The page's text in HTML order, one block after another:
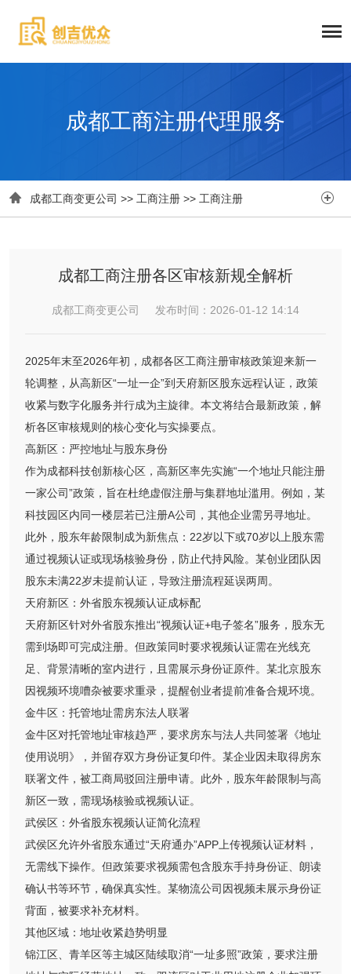
成都工商注册代理服务
 成都工商变更公司 >> 工商注册 >> 工商注册 
成都工商注册各区审核新规全解析
成都工商变更公司 发布时间：2026-01-12 14:14
2025年末至2026年初，成都各区工商注册审核政策迎来新一
轮调整，从高新区“一址一企”到天府新区股东远程认证，政策
收紧与数字化服务并行成为主旋律。本文将结合最新政策，解
析各区审核规则的核心变化与实操要点。
高新区：严控地址与股东身份
作为成都科技创新核心区，高新区率先实施“一个地址只能注册
一家公司”政策，旨在杜绝虚假注册与集群地址滥用。例如，某
科技园区内同一楼层若已注册A公司，其他企业需另寻地址。
此外，股东年龄限制成为新焦点：22岁以下或70岁以上股东需
通过视频认证或现场核验身份，防止代持风险。某创业团队因
股东未满22岁未提前认证，导致注册流程延误两周。
天府新区：外省股东视频认证成标配
天府新区针对外省股东推出“视频认证+电子签名”服务，股东无
需到场即可完成注册。但政策同时要求视频认证需在光线充
足、背景清晰的室内进行，且需展示身份证原件。某北京股东
因视频环境嘈杂被要求重录，提醒创业者提前准备合规环境。
金牛区：托管地址需房东法人联署
金牛区对托管地址审核趋严，要求房东与法人共同签署《地址
使用说明》，并留存双方身份证复印件。某企业因未取得房东
联署文件，被工商局驳回注册申请。此外，股东年龄限制与高
新区一致，需现场核验或视频认证。
武侯区：外省股东视频认证简化流程
武侯区允许外省股东通过“天府通办”APP上传视频认证材料，
无需线下操作。但政策要求视频需包含股东手持身份证、朗读
确认书等环节，确保真实性。某物流公司因视频未展示身份证
背面，被要求补充材料。
其他区域：地址收紧趋势明显
锦江区、青羊区等主城区陆续取消“一址多照”政策，要求注册